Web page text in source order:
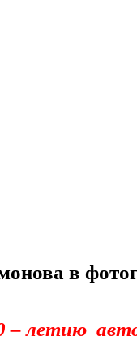
в
– летию